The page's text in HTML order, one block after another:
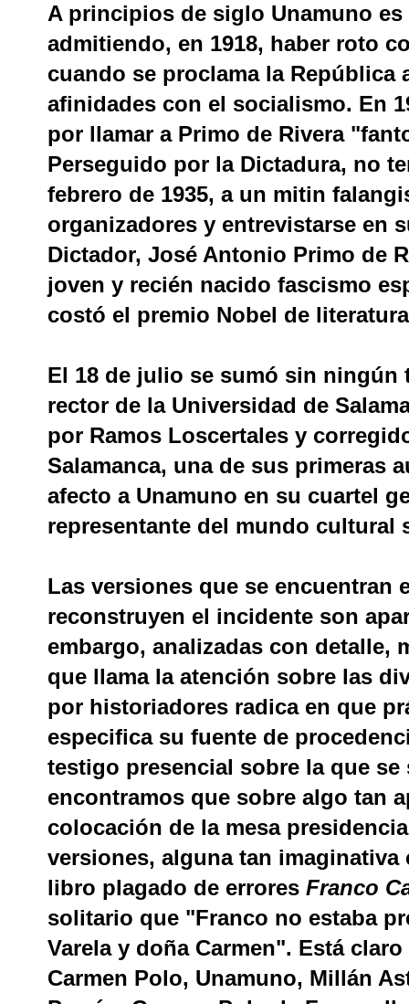
A principios de siglo Unamuno
admitiendo, en 1918, haber roto
cuando se proclama la República
afinidades con el socialismo. En
por llamar a Primo de Rivera
Perseguido por la Dictadura, no
febrero de 1935, a un mitin
organizadores y entrevistarse en
Dictador, José Antonio Primo de
joven y recién nacido fascismo
costó el premio Nobel de
El 18 de julio se sumó sin ningún
rector de la Universidad de
por Ramos Loscertales y
Salamanca, una de sus primeras
afecto a Unamuno en su cuartel
representante del mundo cultural
Las versiones que se
reconstruyen el incidente son
embargo, analizadas con detalle,
que llama la atención sobre las
por historiadores radica en que
especifica su fuente de
testigo presencial sobre la que
encontramos que sobre algo tan
colocación de la mesa
versiones, alguna tan
libro plagado de errores Franco
solitario que "Franco no estaba
Varela y doña Carmen". Está
Carmen Polo, Unamuno, Millán